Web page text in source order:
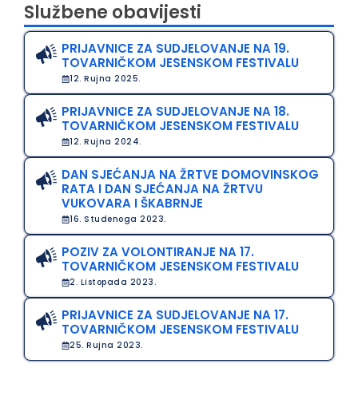
Službene obavijesti
PRIJAVNICE ZA SUDJELOVANJE NA 19.
TOVARNIČKOM JESENSKOM FESTIVALU
12. Rujna 2025.
PRIJAVNICE ZA SUDJELOVANJE NA 18.
TOVARNIČKOM JESENSKOM FESTIVALU
12. Rujna 2024.
DAN SJEĆANJA NA ŽRTVE DOMOVINSKOG
RATA I DAN SJEĆANJA NA ŽRTVU
VUKOVARA I ŠKABRNJE
16. Studenoga 2023.
POZIV ZA VOLONTIRANJE NA 17.
TOVARNIČKOM JESENSKOM FESTIVALU
2. Listopada 2023.
PRIJAVNICE ZA SUDJELOVANJE NA 17.
TOVARNIČKOM JESENSKOM FESTIVALU
25. Rujna 2023.